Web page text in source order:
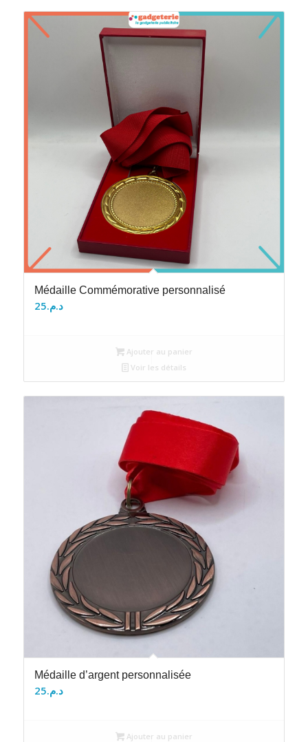
Médaille Commémorative personnalisé
د.م.25
Ajouter au panier
Voir les détails
Médaille d’argent personnalisée
د.م.25
Ajouter au panier